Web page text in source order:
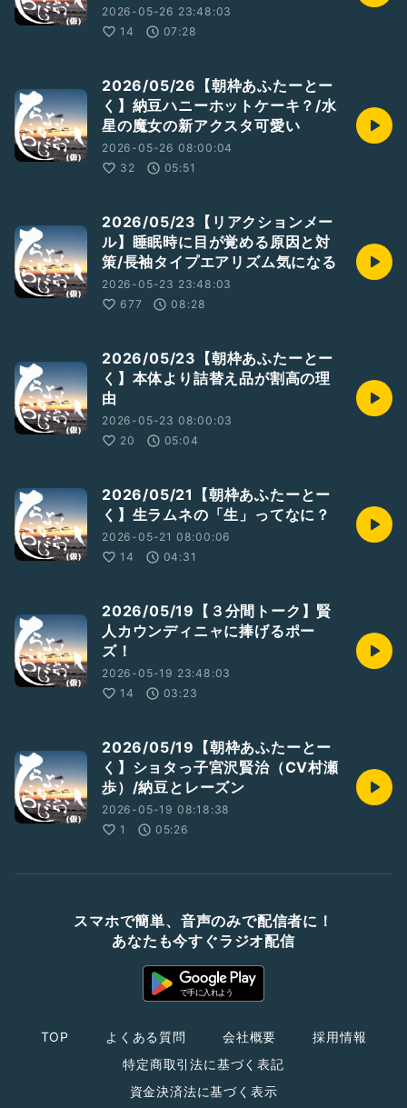
2026-05-26 23:48:03
14
07:28
2026/05/26【朝枠あふたーとー
く】納豆ハニーホットケーキ？/水
星の魔女の新アクスタ可愛い
2026-05-26 08:00:04
32
05:51
2026/05/23【リアクションメー
ル】睡眠時に目が覚める原因と対
策/長袖タイプエアリズム気になる
2026-05-23 23:48:03
677
08:28
2026/05/23【朝枠あふたーとー
く】本体より詰替え品が割高の理
由
2026-05-23 08:00:03
20
05:04
2026/05/21【朝枠あふたーとー
く】生ラムネの「生」ってなに？
2026-05-21 08:00:06
14
04:31
2026/05/19【３分間トーク】賢
人カウンディニャに捧げるポー
ズ！
2026-05-19 23:48:03
14
03:23
2026/05/19【朝枠あふたーとー
く】ショタっ子宮沢賢治（CV村瀬
歩）/納豆とレーズン
2026-05-19 08:18:38
1
05:26
スマホで簡単、音声のみで配信者に！
あなたも今すぐラジオ配信
TOP よくある質問 会社概要
採用情報
特定商取引法に基づく表記
資金決済法に基づく表示